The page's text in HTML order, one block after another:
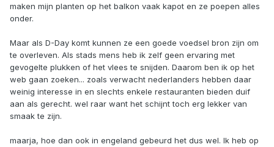
maken mijn planten op het balkon vaak kapot en ze poepen alles
onder.
Maar als D-Day komt kunnen ze een goede voedsel bron zijn om
te overleven. Als stads mens heb ik zelf geen ervaring met
gevogelte plukken of het vlees te snijden. Daarom ben ik op het
web gaan zoeken... zoals verwacht nederlanders hebben daar
weinig interesse in en slechts enkele restauranten bieden duif
aan als gerecht. wel raar want het schijnt toch erg lekker van
smaak te zijn.
maarja, hoe dan ook in engeland gebeurd het dus wel. Ik heb op